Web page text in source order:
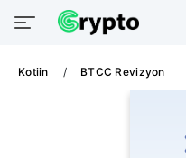
Kotiin BTCC Revizyon